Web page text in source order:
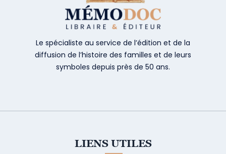
Le spécialiste au service de l’édition et de la
diffusion de l’histoire des familles et de leurs
symboles depuis près de 50 ans.
LIENS UTILES